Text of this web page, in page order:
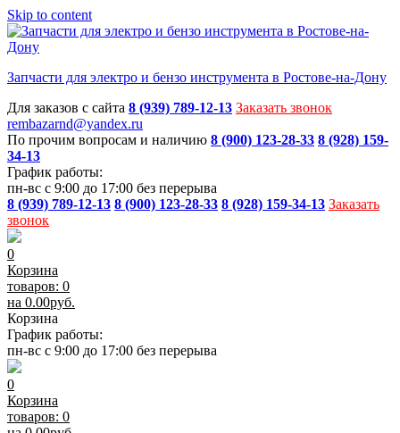
Skip to content
Запчасти для электро и бензо инструмента в Ростове-на-Дону
Для заказов с сайта 8 (939) 789-12-13 Заказать звонок
rembazarnd@yandex.ru
По прочим вопросам и наличию 8 (900) 123-28-33 8 (928) 159-
34-13
График работы:
пн-вс с 9:00 до 17:00 без перерыва
8 (939) 789-12-13 8 (900) 123-28-33 8 (928) 159-34-13 Заказать
звонок
0
Корзина
товаров: 0
на 0.00руб.
Корзина
График работы:
пн-вс с 9:00 до 17:00 без перерыва
0
Корзина
товаров: 0